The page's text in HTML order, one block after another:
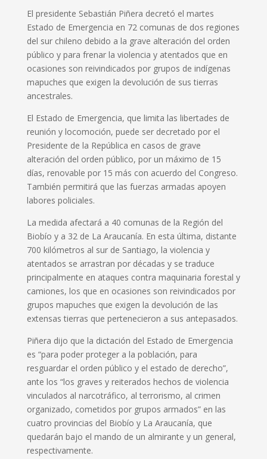
El presidente Sebastián Piñera decretó el martes
Estado de Emergencia en 72 comunas de dos regiones
del sur chileno debido a la grave alteración del orden
público y para frenar la violencia y atentados que en
ocasiones son reivindicados por grupos de indígenas
mapuches que exigen la devolución de sus tierras
ancestrales.
El Estado de Emergencia, que limita las libertades de
reunión y locomoción, puede ser decretado por el
Presidente de la República en casos de grave
alteración del orden público, por un máximo de 15
días, renovable por 15 más con acuerdo del Congreso.
También permitirá que las fuerzas armadas apoyen
labores policiales.
La medida afectará a 40 comunas de la Región del
Biobío y a 32 de La Araucanía. En esta última, distante
700 kilómetros al sur de Santiago, la violencia y
atentados se arrastran por décadas y se traduce
principalmente en ataques contra maquinaria forestal y
camiones, los que en ocasiones son reivindicados por
grupos mapuches que exigen la devolución de las
extensas tierras que pertenecieron a sus antepasados.
Piñera dijo que la dictación del Estado de Emergencia
es “para poder proteger a la población, para
resguardar el orden público y el estado de derecho”,
ante los “los graves y reiterados hechos de violencia
vinculados al narcotráfico, al terrorismo, al crimen
organizado, cometidos por grupos armados” en las
cuatro provincias del Biobío y La Araucanía, que
quedarán bajo el mando de un almirante y un general,
respectivamente.